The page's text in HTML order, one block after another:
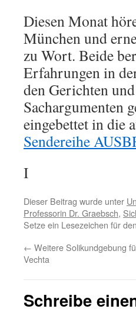
Diesen Monat
München und
zu Wort. Beide
Erfahrungen in
den Gerichten
Sachargumenten
eingebettet in die
Sendereihe
I
Dieser Beitrag wurde unter
Professorin Dr. Graebsch,
Setze ein Lesezeichen für den
← Weitere Solikundgebung
Vechta
Schreibe